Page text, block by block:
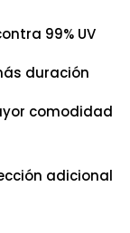
99% UV
duración
comodidad
adicional